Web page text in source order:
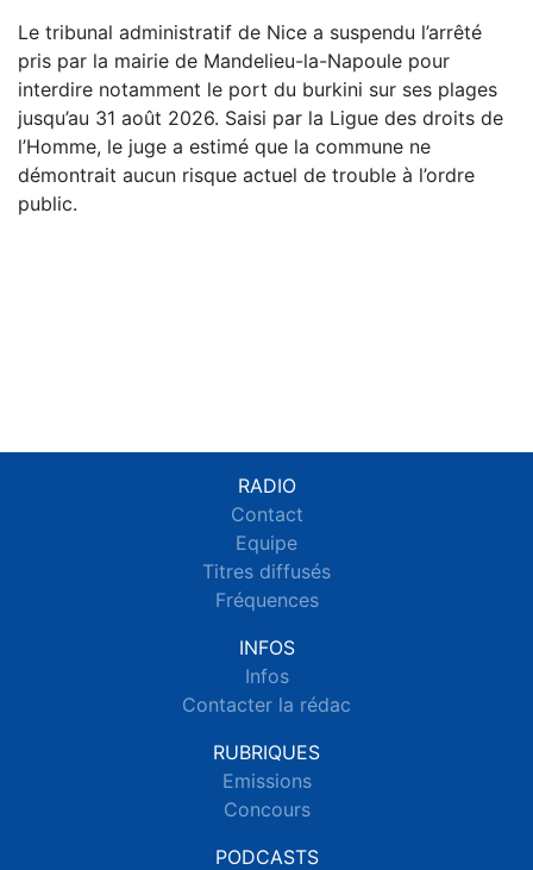
Le tribunal administratif de Nice a suspendu l’arrêté
pris par la mairie de Mandelieu-la-Napoule pour
interdire notamment le port du burkini sur ses plages
jusqu’au 31 août 2026. Saisi par la Ligue des droits de
l’Homme, le juge a estimé que la commune ne
démontrait aucun risque actuel de trouble à l’ordre
public.
RADIO
Contact
Equipe
Titres diffusés
Fréquences
INFOS
Infos
Contacter la rédac
RUBRIQUES
Emissions
Concours
PODCASTS